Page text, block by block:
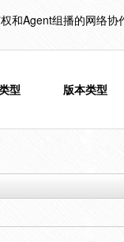
和Agent组播的网络协
型
版本类型